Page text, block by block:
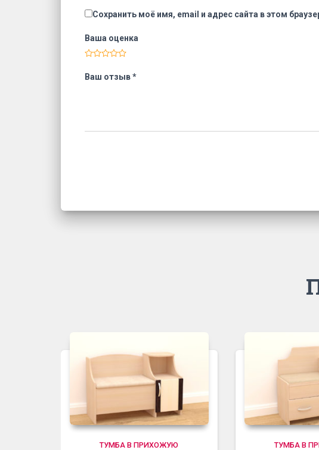
Сохранить моё имя, email и адрес сайта в этом
Ваша оценка
Ваш отзыв*
ТУМБА В ПРИХОЖУЮ ТУМБА В